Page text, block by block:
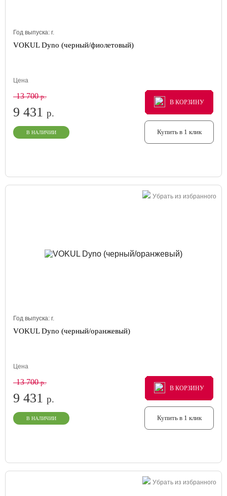
Год выпуска: г.
VOKUL Dyno (черный/фиолетовый)
Цена
13 700р.
9 431 р.
В НАЛИЧИИ
В КОРЗИНУ
В КОРЗИНУ
В КОРЗИНУ
Купить в 1 клик
Убрать из избранного
Год выпуска: г.
VOKUL Dyno (черный/оранжевый)
Цена
13 700р.
9 431 р.
В НАЛИЧИИ
В КОРЗИНУ
В КОРЗИНУ
В КОРЗИНУ
Купить в 1 клик
Убрать из избранного